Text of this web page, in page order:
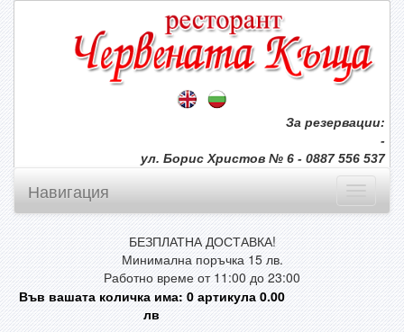
За резервации:
-
ул. Борис Христов № 6 - 0887 556 537
Навигация
БЕЗПЛАТНА ДОСТАВКА!
Минимална поръчка 15 лв.
Работно време от 11:00 до 23:00
Във вашата количка има:0артикула0.00
лв